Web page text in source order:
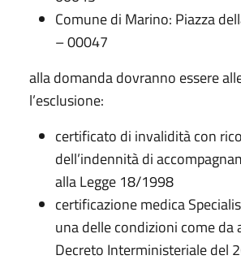
Comune di Marino: Piazza
– 00047
alla domanda dovranno essere
l’esclusione:
certificato di invalidità con
dell’indennità di
alla Legge 18/1998
certificazione medica
una delle condizioni come da
Decreto Interministeriale del